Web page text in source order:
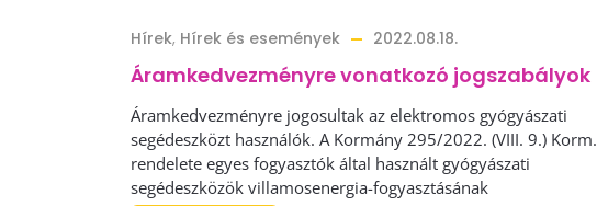
Hírek, Hírek és események 2022.08.18.
Áramkedvezményre vonatkozó jogszabályok
Áramkedvezményre jogosultak az elektromos gyógyászati
segédeszközt használók. A Kormány 295/2022. (VIII. 9.) Korm.
rendelete egyes fogyasztók által használt gyógyászati
segédeszközök villamosenergia-fogyasztásának